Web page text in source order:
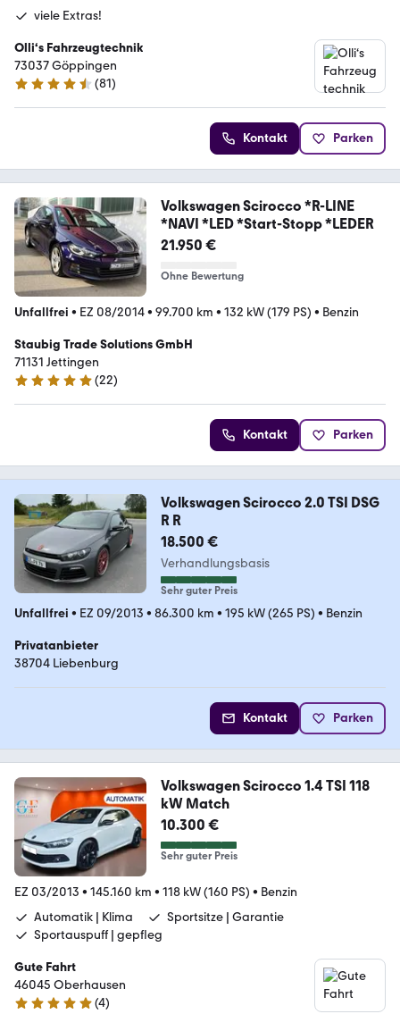
viele Extras!
Olli‘s Fahrzeugtechnik
73037 Göppingen
4.6 Sterne
(81)
Kontakt Parken
Volkswagen Scirocco *R-LINE
*NAVI *LED *Start-Stopp *LEDER
21.950 €
Ohne Bewertung
Unfallfrei • EZ 08/2014• 99.700 km • 132 kW (179 PS) • Benzin
Staubig Trade Solutions GmbH
71131 Jettingen
5 Sterne
(22)
Kontakt Parken
Volkswagen Scirocco 2.0 TSI DSG
R R
18.500 €
Verhandlungsbasis
Sehr guter Preis
Unfallfrei • EZ 09/2013 • 86.300 km • 195 kW (265 PS) • Benzin
Privatanbieter
38704 Liebenburg
Kontakt Parken
Volkswagen Scirocco 1.4 TSI 118
kW Match
10.300 €
Sehr guter Preis
EZ 03/2013 • 145.160 km • 118 kW (160 PS) • Benzin
Automatik | Klima
Sportsitze | Garantie
Sportauspuff | gepfleg
Gute Fahrt
46045 Oberhausen
5 Sterne
(4)